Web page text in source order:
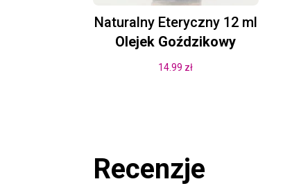
Naturalny Eteryczny 12 ml
Olejek Goździkowy
14.99 zł
Recenzje